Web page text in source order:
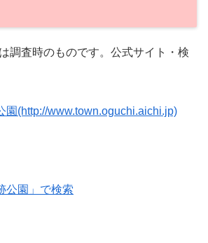
調査時のものです。公式サイト・検
園(http://www.town.oguchi.aichi.jp)
公園」で検索